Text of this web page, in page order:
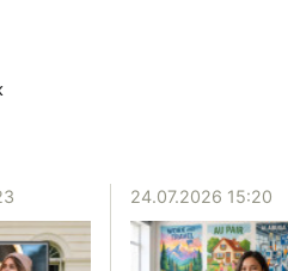
24.07.2026 15:20